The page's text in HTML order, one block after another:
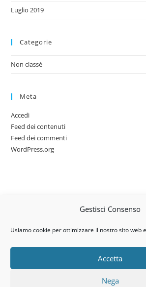
Gestisci Consenso
Usiamo cookie per ottimizzare il nostro sito web
Accetta
Nega
Luglio 2019
Categorie
Non classé
Meta
Accedi
Feed dei contenuti
Feed dei commenti
WordPress.org
Via dell’artigianato, 14 –